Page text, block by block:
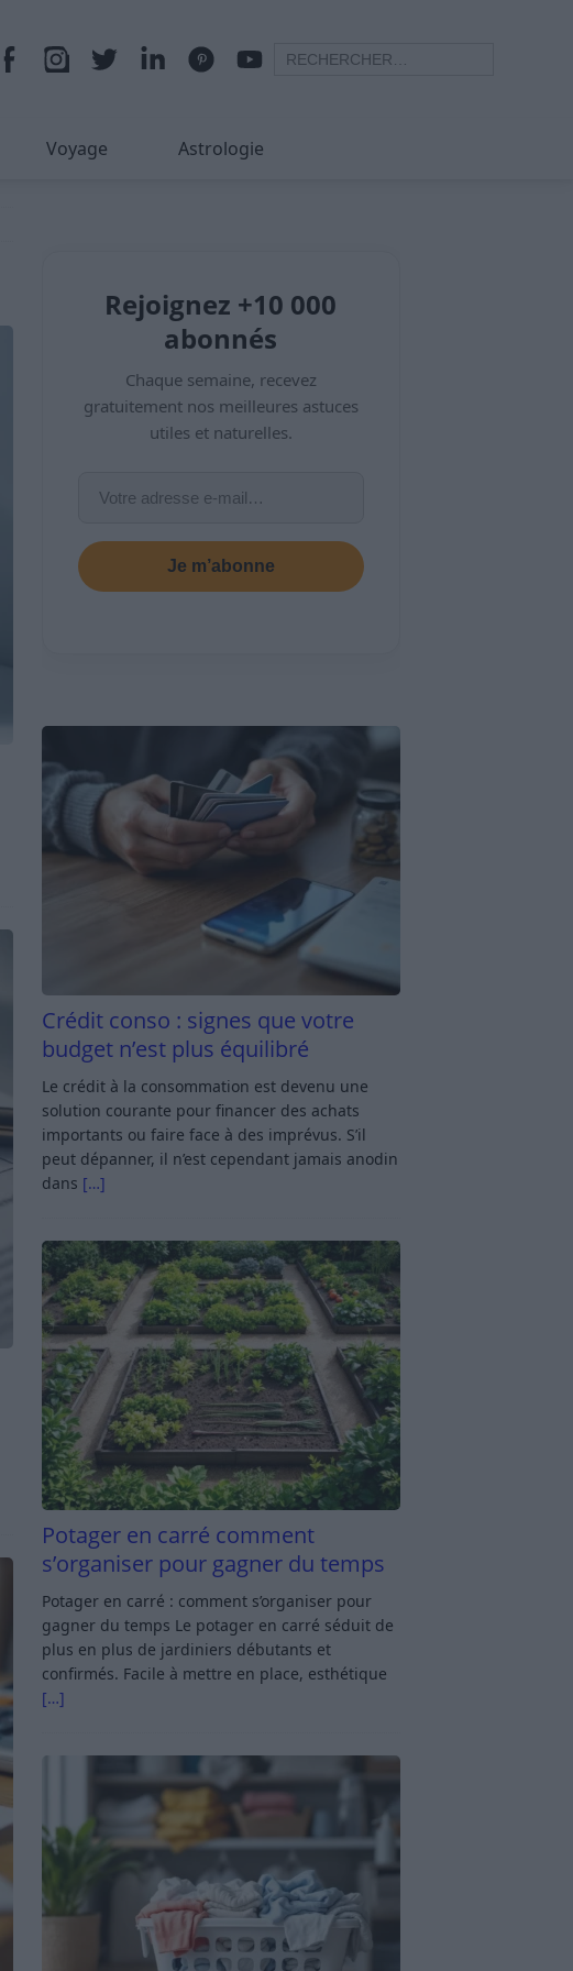
Voyage Astrologie
Rejoignez +10 000
abonnés
Chaque semaine, recevez
gratuitement nos meilleures astuces
utiles et naturelles.
Je m’abonne
Crédit conso : signes que votre
budget n’est plus équilibré
Le crédit à la consommation est devenu une
solution courante pour financer des achats
importants ou faire face à des imprévus. S’il
peut dépanner, il n’est cependant jamais anodin
dans […]
Potager en carré comment
s’organiser pour gagner du temps
Potager en carré : comment s’organiser pour
gagner du temps Le potager en carré séduit de
plus en plus de jardiniers débutants et
confirmés. Facile à mettre en place, esthétique
[…]